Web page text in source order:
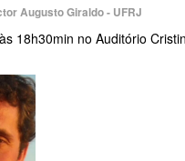
Augusto Giraldo - UFRJ
18h30min no Auditório